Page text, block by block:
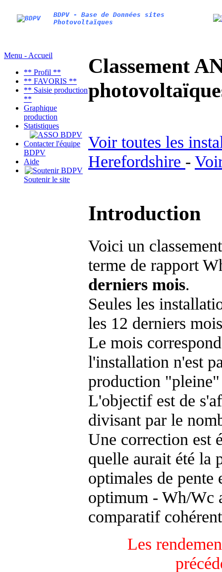
BDPV - Base de Données sites
Photovoltaïques
Menu - Accueil
** Profil **
** FAVORIS **
** Saisie production
**
Graphique
production
Statistiques
Contacter l'équipe
BDPV
Aide
Soutenir le site
Classement
Voir toutes les
Herefordshire -
Introduction
Voici un
terme de rapport
derniers mois.
Seules les
les 12 derniers
Le mois
l'installation n'est
production "pleine"
L'objectif est de
divisant par le
Une correction est
quelle aurait été la
optimales de
optimum - Wh/Wc
comparatif
Les